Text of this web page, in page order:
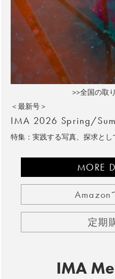
>>全国の取
＜最新号＞
IMA 2026 Spring/
特集：実践する写真、探求とし
MORE
Amazon
定期
IMA